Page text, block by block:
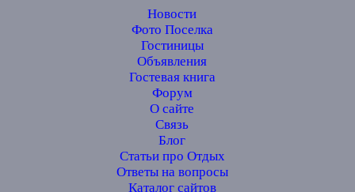
Новости
Фото Поселка
Гостиницы
Объявления
Гостевая книга
Форум
О сайте
Связь
Блог
Статьи про Отдых
Ответы на вопросы
Каталог сайтов